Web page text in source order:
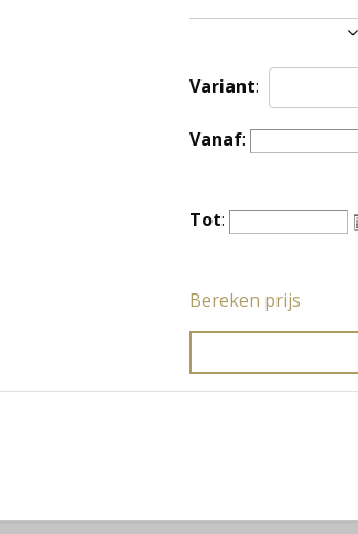
- 650 ha
- isobus bediening
- vijzel zwad afleg
- zonder kneuzer
- Machine als nieuw
Variant:
Vanaf:
Tot:
Bereken prijs